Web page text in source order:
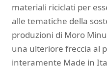
materiali riciclati per
alle tematiche della
produzioni di Moro
una ulteriore freccia al
interamente Made in